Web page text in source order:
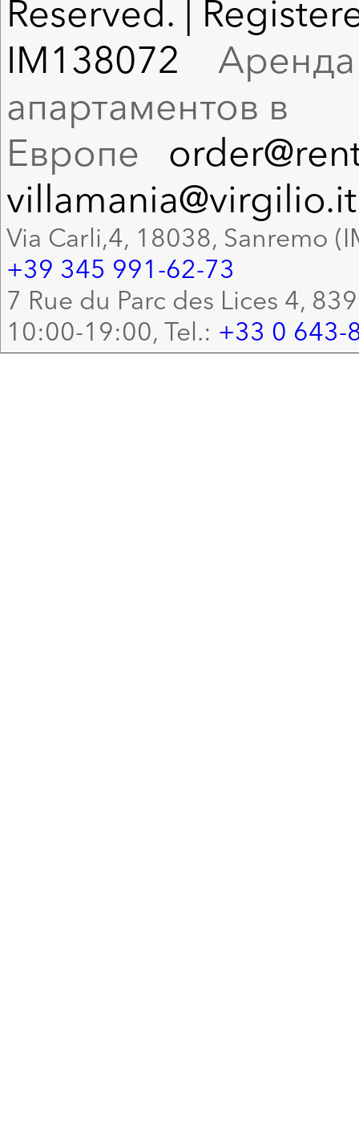
Reserved. |
IM138072 Аренда
апартаментов в
Европе
villamania@virgilio.it
Via Carli,4, 18038, Sanremo
+39 345 991-62-73
7 Rue du Parc des Lices 4,
10:00-19:00, Tel.: +33 0 643-